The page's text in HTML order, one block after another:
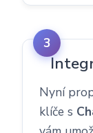
Nyní
klíče s